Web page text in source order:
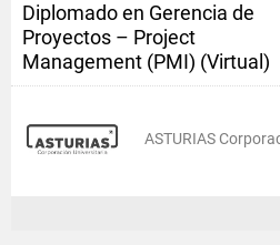
Diplomado en Gerencia de
Proyectos – Project
Management (PMI) (Virtual)
ASTURIAS